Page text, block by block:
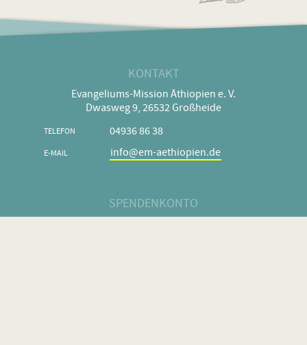
KONTAKT
Evangeliums-Mission Äthiopien e. V.
Dwasweg 9, 26532 Großheide
TELEFON 04936 86 38
E-MAIL info@em-aethiopien.de
SPENDENKONTO